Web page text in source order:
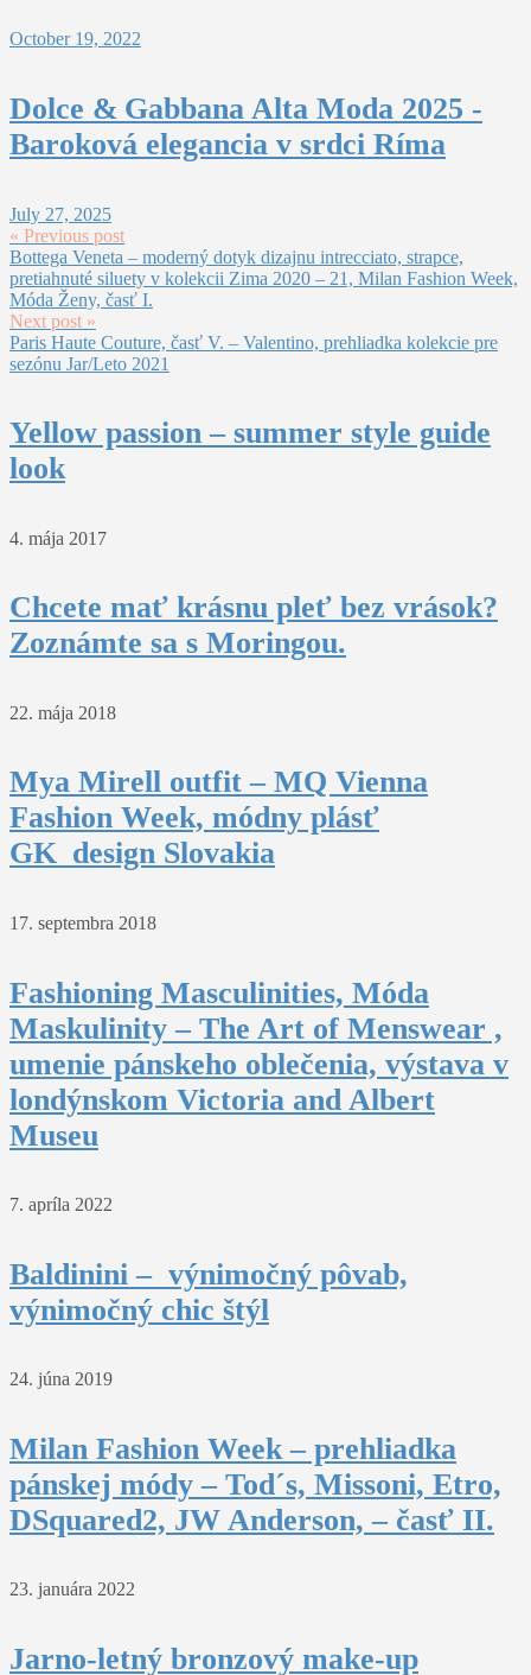
October 19, 2022
Dolce & Gabbana Alta Moda 2025 -
Baroková elegancia v srdci Ríma
July 27, 2025
« Previous post
Bottega Veneta – moderný dotyk dizajnu intrecciato, strapce,
pretiahnuté siluety v kolekcii Zima 2020 – 21, Milan Fashion Week,
Móda Ženy, časť I.
Next post »
Paris Haute Couture, časť V. – Valentino, prehliadka kolekcie pre
sezónu Jar/Leto 2021
Yellow passion – summer style guide
look
4. mája 2017
Chcete mať krásnu pleť bez vrások?
Zoznámte sa s Moringou.
22. mája 2018
Mya Mirell outfit – MQ Vienna
Fashion Week, módny plásť
GK_design Slovakia
17. septembra 2018
Fashioning Masculinities, Móda
Maskulinity – The Art of Menswear ,
umenie pánskeho oblečenia, výstava v
londýnskom Victoria and Albert
Museu
7. apríla 2022
Baldinini – výnimočný pôvab,
výnimočný chic štýl
24. júna 2019
Milan Fashion Week – prehliadka
pánskej módy – Tod´s, Missoni, Etro,
DSquared2, JW Anderson, – časť II.
23. januára 2022
Jarno-letný bronzový make-up